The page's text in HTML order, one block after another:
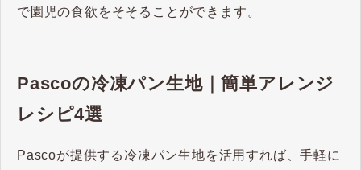
で園児の食欲をそそることができます。
Pascoの冷凍パン生地｜簡単アレンジ
レシピ4選
Pascoが提供する冷凍パン生地を活用すれば、手軽に